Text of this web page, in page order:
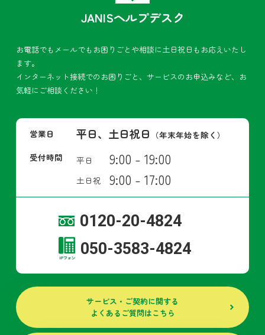
JANISヘルプデスク
お電話でもメールでもお困りごとや相談に土日祝日もお応えいたし
ます。
インターネット接続でのお困りごと、サービスのお申込みなど、お
気軽にご相談ください！
営業日 平日、土日祝日 （年末年始を除く）
受付時間
平日 9:00 - 19:00
土日祝 9:00 - 17:00
0120-20-4824
050-3583-4824
サービス・ご契約に関する
よくあるご質問はこちら